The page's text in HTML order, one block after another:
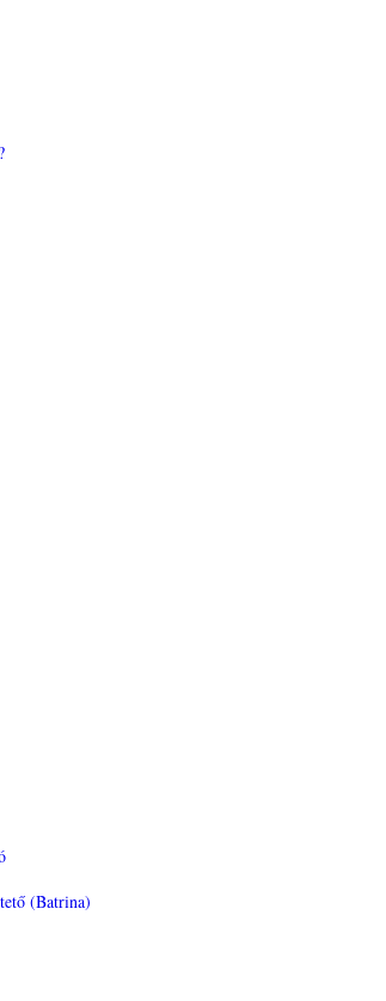
(Batrina)